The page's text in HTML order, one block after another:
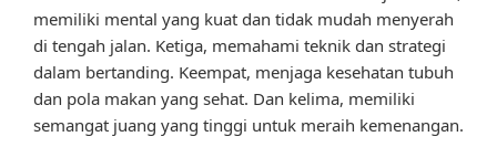
memiliki mental yang kuat dan tidak mudah menyerah
di tengah jalan. Ketiga, memahami teknik dan strategi
dalam bertanding. Keempat, menjaga kesehatan tubuh
dan pola makan yang sehat. Dan kelima, memiliki
semangat juang yang tinggi untuk meraih kemenangan.